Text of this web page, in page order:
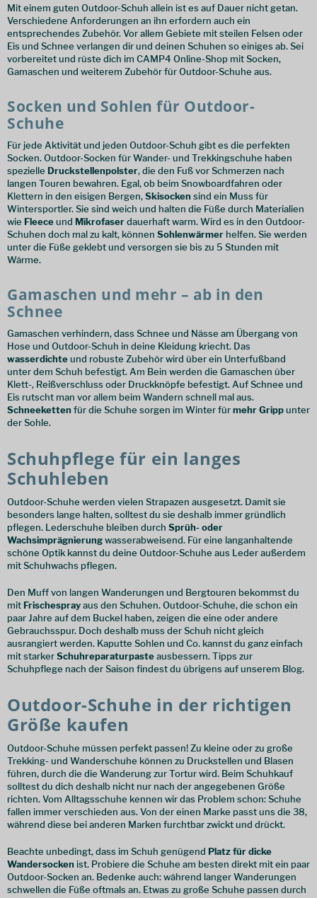
Mit einem guten Outdoor-Schuh allein ist es auf Dauer nicht getan.
Verschiedene Anforderungen an ihn erfordern auch ein
entsprechendes Zubehör. Vor allem Gebiete mit steilen Felsen oder
Eis und Schnee verlangen dir und deinen Schuhen so einiges ab. Sei
vorbereitet und rüste dich im CAMP4 Online-Shop mit Socken,
Gamaschen und weiterem Zubehör für Outdoor-Schuhe aus.
Socken und Sohlen für Outdoor-
Schuhe
Für jede Aktivität und jeden Outdoor-Schuh gibt es die perfekten
Socken. Outdoor-Socken für Wander- und Trekkingschuhe haben
spezielle Druckstellenpolster, die den Fuß vor Schmerzen nach
langen Touren bewahren. Egal, ob beim Snowboardfahren oder
Klettern in den eisigen Bergen,Skisocken sind ein Muss für
Wintersportler. Sie sind weich und halten die Füße durch Materialien
wie Fleeceund Mikrofaserdauerhaft warm. Wird es in den Outdoor-
Schuhen doch mal zu kalt, können Sohlenwärmer helfen. Sie werden
unter die Füße geklebt und versorgen sie bis zu 5 Stunden mit
Wärme.
Gamaschen und mehr – ab in den
Schnee
Gamaschen verhindern, dass Schnee und Nässe am Übergang von
Hose und Outdoor-Schuh in deine Kleidung kriecht. Das
wasserdichteund robuste Zubehör wird über ein Unterfußband
unter dem Schuh befestigt. Am Bein werden die Gamaschen über
Klett-, Reißverschluss oder Druckknöpfe befestigt. Auf Schnee und
Eis rutscht man vor allem beim Wandern schnell mal aus.
Schneeketten für die Schuhe sorgen im Winter fürmehr Grippunter
der Sohle.
Schuhpflege für ein langes
Schuhleben
Outdoor-Schuhe werden vielen Strapazen ausgesetzt. Damit sie
besonders lange halten, solltest du sie deshalb immer gründlich
pflegen. Lederschuhe bleiben durch Sprüh- oder
Wachsimprägnierungwasserabweisend. Für eine langanhaltende
schöne Optik kannst du deine Outdoor-Schuhe aus Leder außerdem
mit Schuhwachs pflegen.
Den Muff von langen Wanderungen und Bergtouren bekommst du
mit Frischesprayaus den Schuhen. Outdoor-Schuhe, die schon ein
paar Jahre auf dem Buckel haben, zeigen die eine oder andere
Gebrauchsspur. Doch deshalb muss der Schuh nicht gleich
ausrangiert werden. Kaputte Sohlen und Co. kannst du ganz einfach
mit starkerSchuhreparaturpasteausbessern. Tipps zur
Schuhpflege nach der Saison findest du übrigens auf unserem Blog.
Outdoor-Schuhe in der richtigen
Größe kaufen
Outdoor-Schuhe müssen perfekt passen! Zu kleine oder zu große
Trekking- und Wanderschuhe können zu Druckstellen und Blasen
führen, durch die die Wanderung zur Tortur wird. Beim Schuhkauf
solltest du dich deshalb nicht nur nach der angegebenen Größe
richten. Vom Alltagsschuhe kennen wir das Problem schon: Schuhe
fallen immer verschieden aus. Von der einen Marke passt uns die 38,
während diese bei anderen Marken furchtbar zwickt und drückt.
Beachte unbedingt, dass im Schuh genügend Platz für dicke
Wandersocken ist. Probiere die Schuhe am besten direkt mit ein paar
Outdoor-Socken an. Bedenke auch: während langer Wanderungen
schwellen die Füße oftmals an. Etwas zu große Schuhe passen durch